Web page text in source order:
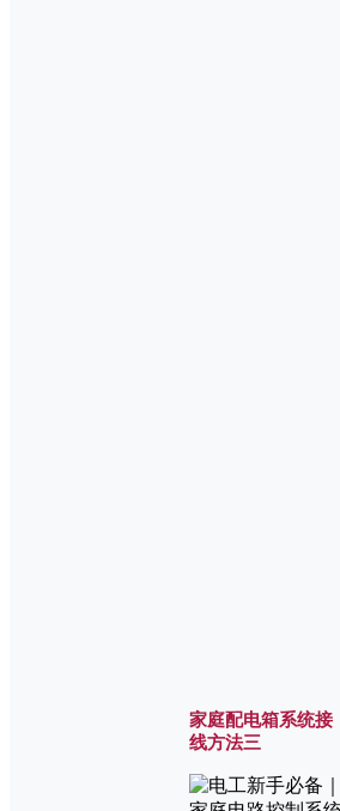
家庭配电箱系统接
线方法三